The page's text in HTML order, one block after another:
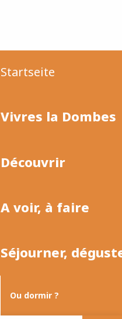
Startseite
Vivres la Dombes
Découvrir
A voir, à faire
Séjourner,
Ou dormir ?
Plan du site